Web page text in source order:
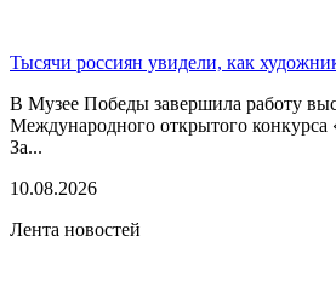
Тысячи россиян увидели, как
В Музее Победы завершила работу
Международного открытого
За...
10.08.2026
Лента новостей